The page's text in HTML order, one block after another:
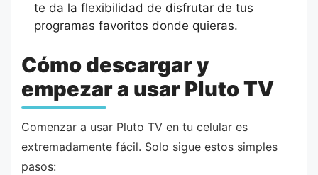
te da la flexibilidad de disfrutar de tus
programas favoritos donde quieras.
Cómo descargar y
empezar a usar Pluto TV
Comenzar a usar Pluto TV en tu celular es
extremadamente fácil. Solo sigue estos simples
pasos: